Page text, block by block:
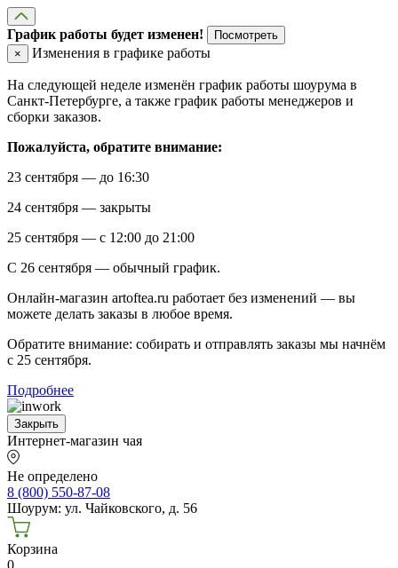
График работы будет изменен!
Посмотреть
×
Изменения в графике работы
На следующей неделе изменён график работы шоурума в
Санкт-Петербурге, а также график работы менеджеров и
сборки заказов.
Пожалуйста, обратите внимание:
23 сентября — до 16:30
24 сентября — закрыты
25 сентября — с 12:00 до 21:00
С 26 сентября — обычный график.
Онлайн-магазин artoftea.ru работает без изменений — вы
можете делать заказы в любое время.
Обратите внимание: собирать и отправлять заказы мы начнём
с 25 сентября.
Подробнее
Закрыть
Интернет-магазин чая
Не определено
8 (800) 550-87-08
Шоурум: ул. Чайковского, д. 56
Корзина
0